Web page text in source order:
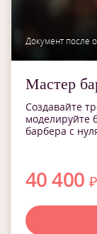
Документ после
Мастер
Создавайте
моделируйте
барбера с
40 400₽